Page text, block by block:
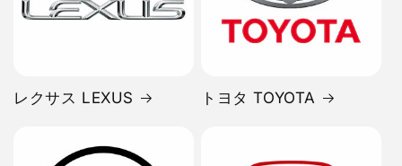
レクサス LEXUS トヨタ TOYOTA